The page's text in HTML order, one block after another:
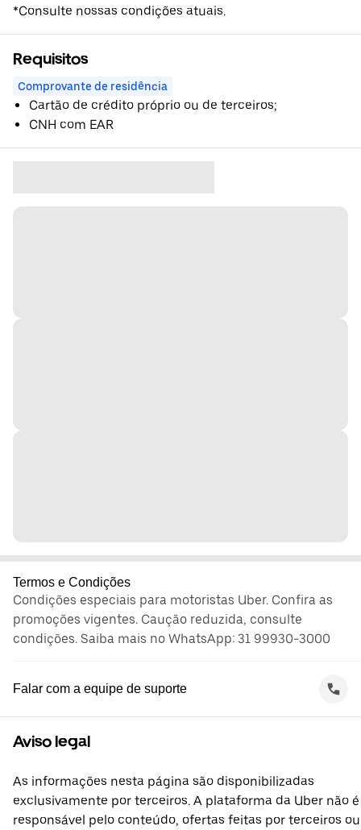
*Consulte nossas condições atuais.
Requisitos
Comprovante de residência
Cartão de crédito próprio ou de terceiros;
CNH com EAR
Termos e Condições
Condições especiais para motoristas Uber. Confira as
promoções vigentes. Caução reduzida, consulte
condições. Saiba mais no WhatsApp: 31 99930-3000
Falar com a equipe de suporte
Aviso legal
As informações nesta página são disponibilizadas
exclusivamente por terceiros. A plataforma da Uber não é
responsável pelo conteúdo, ofertas feitas por terceiros ou